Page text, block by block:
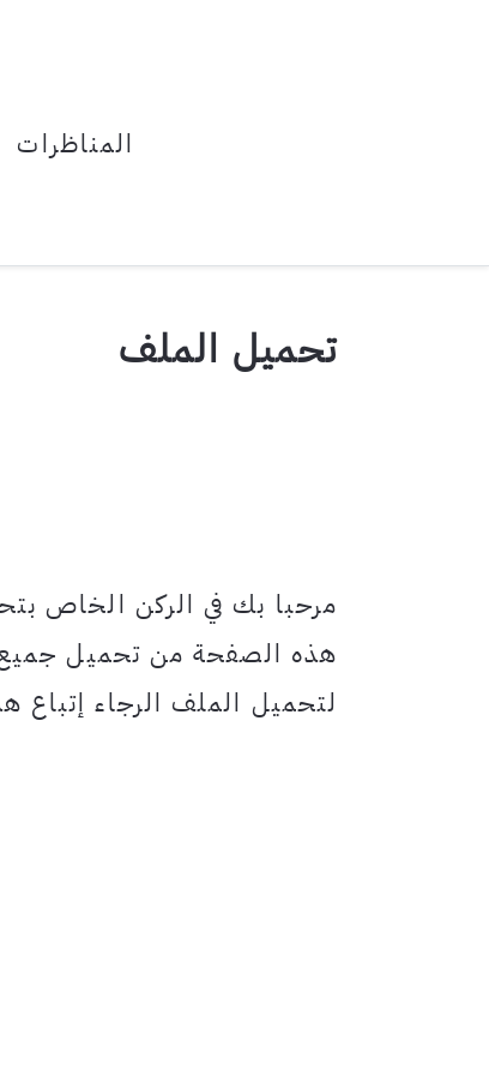
المناظرات
تحميل الملف
مرحبا بك في الركن الخاص
هذه الصفحة من تحميل جميع
لتحميل الملف الرجاء إتباع